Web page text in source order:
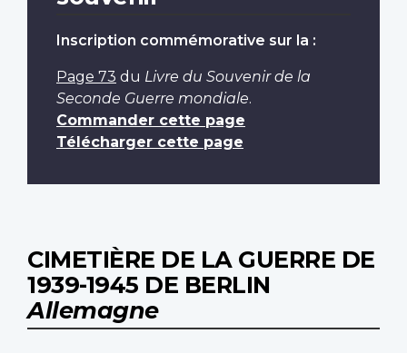
Inscription commémorative sur la :
Page 73 du Livre du Souvenir de la
Seconde Guerre mondiale.
Commander cette page
Télécharger cette page
CIMETIÈRE DE LA GUERRE DE
1939-1945 DE BERLIN
Allemagne